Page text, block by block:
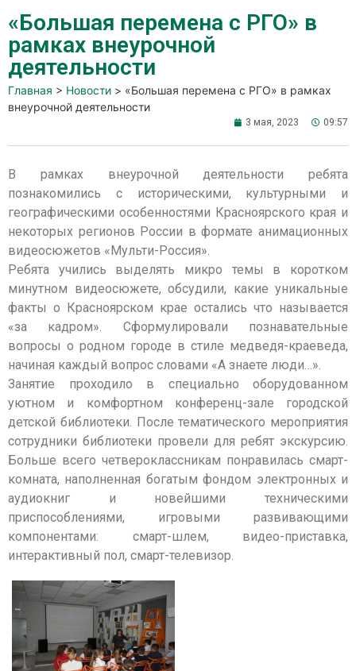
«Большая перемена с РГО» в
рамках внеурочной
деятельности
Главная > Новости > «Большая перемена с РГО» в рамках
внеурочной деятельности
3 мая, 2023 09:57
В рамках внеурочной деятельности ребята
познакомились с историческими, культурными и
географическими особенностями Красноярского края и
некоторых регионов России в формате анимационных
видеосюжетов «Мульти-Россия».
Ребята учились выделять микро темы в коротком
минутном видеосюжете, обсудили, какие уникальные
факты о Красноярском крае остались что называется
«за кадром». Сформулировали познавательные
вопросы о родном городе в стиле медведя-краеведа,
начиная каждый вопрос словами «А знаете люди…».
Занятие проходило в специально оборудованном
уютном и комфортном конференц-зале городской
детской библиотеки. После тематического мероприятия
сотрудники библиотеки провели для ребят экскурсию.
Больше всего четвероклассникам понравилась смарт-
комната, наполненная богатым фондом электронных и
аудиокниг и новейшими техническими
приспособлениями, игровыми развивающими
компонентами: смарт-шлем, видео-приставка,
интерактивный пол, смарт-телевизор.